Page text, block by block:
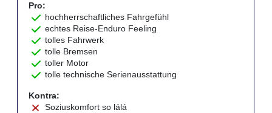
Pro:
hochherrschaftliches Fahrgefühl
echtes Reise-Enduro Feeling
tolles Fahrwerk
tolle Bremsen
toller Motor
tolle technische Serienausstattung
Kontra:
Soziuskomfort so lálá